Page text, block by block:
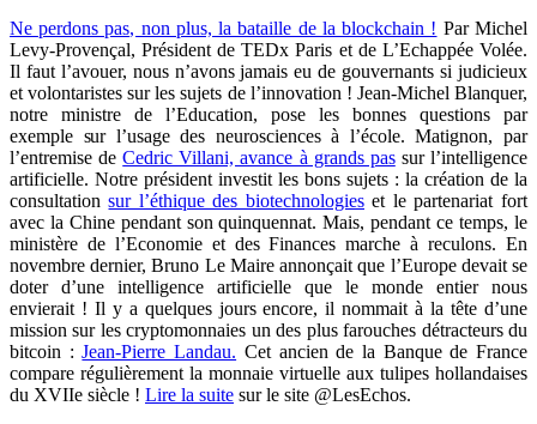
Ne perdons pas, non plus, la bataille de la blockchain ! Par Michel
Levy-Provençal, Président de TEDx Paris et de L’Echappée Volée.
Il faut l’avouer, nous n’avons jamais eu de gouvernants si judicieux
et volontaristes sur les sujets de l’innovation ! Jean-Michel Blanquer,
notre ministre de l’Education, pose les bonnes questions par
exemple sur l’usage des neurosciences à l’école. Matignon, par
l’entremise deCedric Villani, avance à grands passur l’intelligence
artificielle. Notre président investit les bons sujets : la création de la
consultationsur l’éthique des biotechnologies et le partenariat fort
avec la Chine pendant son quinquennat. Mais, pendant ce temps, le
ministère de l’Economie et des Finances marche à reculons. En
novembre dernier, Bruno Le Maire annonçait que l’Europe devait se
doter d’une intelligence artificielle que le monde entier nous
envierait ! Il y a quelques jours encore, il nommait à la tête d’une
mission sur les cryptomonnaies un des plus farouches détracteurs du
bitcoin :Jean-Pierre Landau. Cet ancien de la Banque de France
compare régulièrement la monnaie virtuelle aux tulipes hollandaises
du XVIIe siècle ! Lire la suite sur le site @LesEchos.